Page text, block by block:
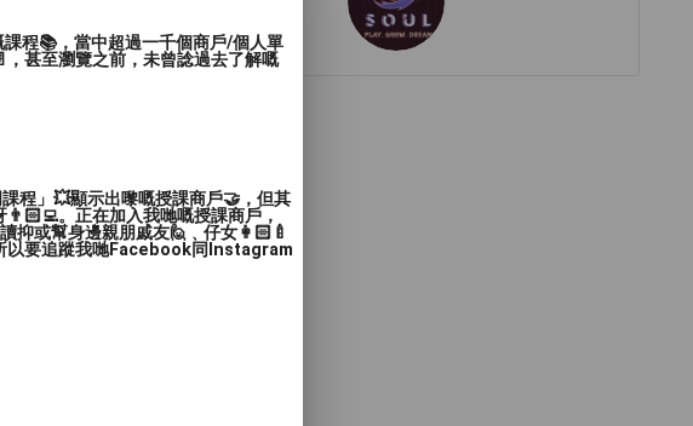
程📚，當中超過一千個商戶/個人單
甚至瀏覽之前，未曾諗過去了解嘅
程」💥顯示出嚟嘅授課商戶🤝，但其
。正在加入我哋嘅授課商戶，
抑或幫身邊親朋戚友🙋﹑仔女👩🏻‍🍼
以要追蹤我哋Facebook同Instagram